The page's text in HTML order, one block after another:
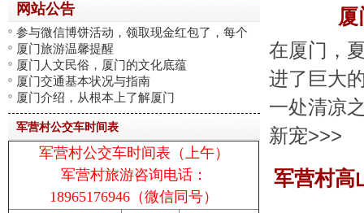
网站公告
参与微信博饼活动，领取现金红包了，每个
人
厦门旅游温馨提醒
厦门人文民俗，厦门的文化底蕴
厦门交通基本状况与指南
厦门介绍，从根本上了解厦门
军营村公交车时间表
军营村公交车时间表（上午）
军营村旅游咨询电话：
18965176946（微信同号）
在厦门，
进了巨大
一处清凉
新宠>>>
军营村高